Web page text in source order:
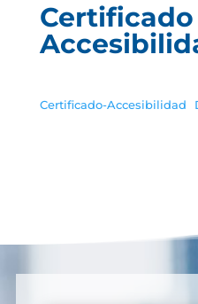
Certificado-Accesibilidad